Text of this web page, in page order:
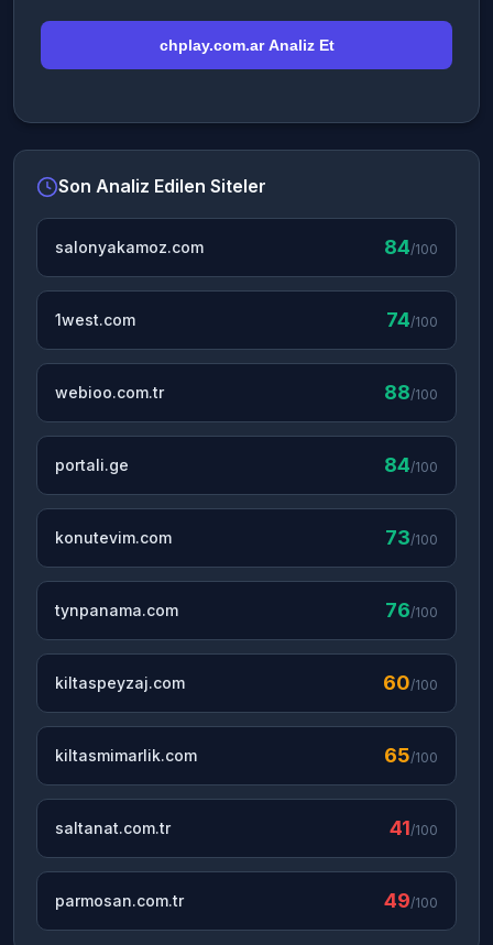
chplay.com.ar Analiz Et
Son Analiz Edilen Siteler
salonyakamoz.com 84/100
1west.com 74/100
webioo.com.tr 88/100
portali.ge 84/100
konutevim.com 73/100
tynpanama.com 76/100
kiltaspeyzaj.com 60/100
kiltasmimarlik.com 65/100
saltanat.com.tr 41/100
parmosan.com.tr 49/100